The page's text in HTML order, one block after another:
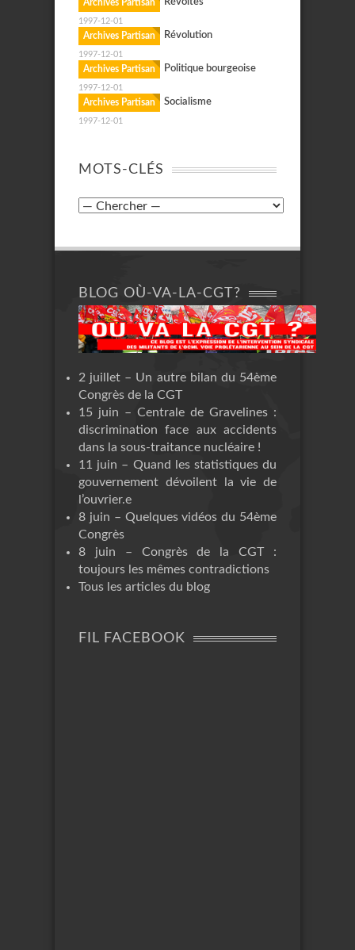
Archives Partisan
1997-12-01
Archives Partisan Révolution
1997-12-01
Archives Partisan Politique bourgeoise
1997-12-01
Archives Partisan Socialisme
1997-12-01
MOTS-CLÉS
BLOG OÙ-VA-LA-CGT?
2 juillet – Un autre bilan du 54ème
Congrès de la CGT
15 juin – Centrale de Gravelines :
discrimination face aux accidents
dans la sous-traitance nucléaire !
11 juin – Quand les statistiques du
gouvernement dévoilent la vie de
l’ouvrier.e
8 juin – Quelques vidéos du 54ème
Congrès
8 juin – Congrès de la CGT :
toujours les mêmes contradictions
Tous les articles du blog
FIL FACEBOOK